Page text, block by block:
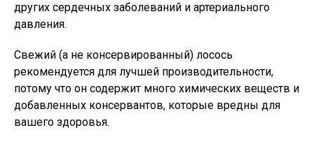
других сердечных заболеваний и артериального
давления.
Свежий (а не консервированный) лосось
рекомендуется для лучшей производительности,
потому что он содержит много химических веществ и
добавленных консервантов, которые вредны для
вашего здоровья.